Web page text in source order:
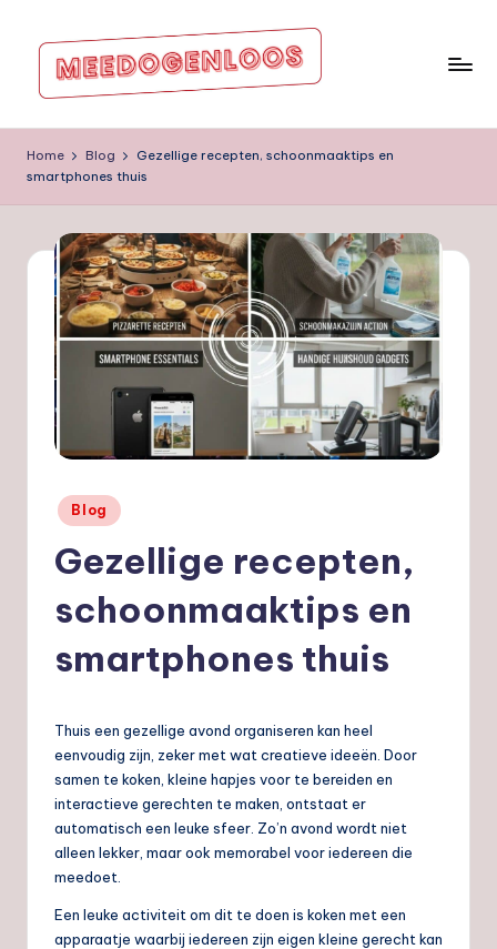
inhoud
e
e
o
nl
o
o
nl
Home Blog
Gezellige recepten, schoonmaaktips en
smartphones thuis
Geplaatst
in
Blog
Gezellige recepten,
schoonmaaktips en
smartphones thuis
Thuis een gezellige avond organiseren kan heel
eenvoudig zijn, zeker met wat creatieve ideeën. Door
samen te koken, kleine hapjes voor te bereiden en
interactieve gerechten te maken, ontstaat er
automatisch een leuke sfeer. Zo’n avond wordt niet
alleen lekker, maar ook memorabel voor iedereen die
meedoet.
Een leuke activiteit om dit te doen is koken met een
apparaatje waarbij iedereen zijn eigen kleine gerecht kan